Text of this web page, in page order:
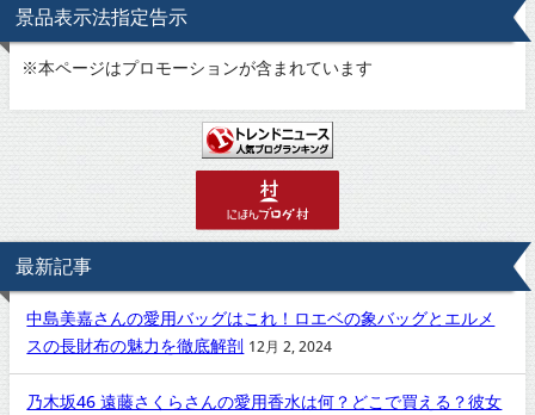
景品表示法指定告示
※本ページはプロモーションが含まれています
最新記事
中島美嘉さんの愛用バッグはこれ！ロエベの象バッグとエルメ
スの長財布の魅力を徹底解剖 12月 2, 2024
乃木坂46 遠藤さくらさんの愛用香水は何？どこで買える？彼女